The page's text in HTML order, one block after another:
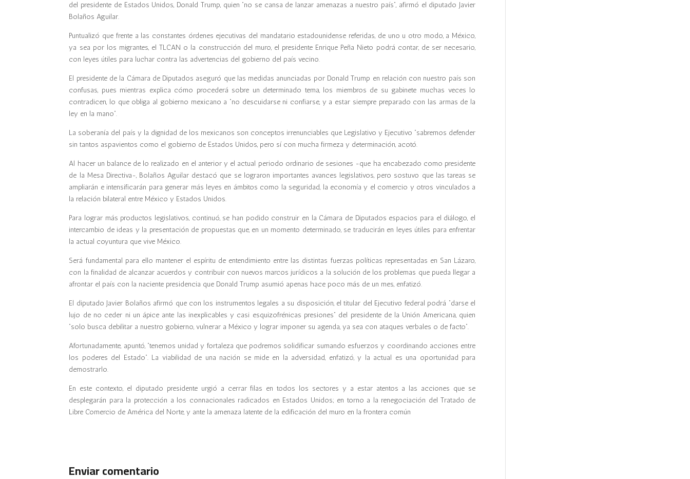
del presidente de Estados Unidos, Donald Trump, quien “no se cansa de lanzar amenazas a nuestro país”, afirmó el diputado Javier
Bolaños Aguilar.
Puntualizó que frente a las constantes órdenes ejecutivas del mandatario estadounidense referidas, de uno u otro modo, a México,
ya sea por los migrantes, el TLCAN o la construcción del muro, el presidente Enrique Peña Nieto podrá contar, de ser necesario,
con leyes útiles para luchar contra las advertencias del gobierno del país vecino.
El presidente de la Cámara de Diputados aseguró que las medidas anunciadas por Donald Trump en relación con nuestro país son
confusas, pues mientras explica cómo procederá sobre un determinado tema, los miembros de su gabinete muchas veces lo
contradicen, lo que obliga al gobierno mexicano a “no descuidarse ni confiarse, y a estar siempre preparado con las armas de la
ley en la mano”.
La soberanía del país y la dignidad de los mexicanos son conceptos irrenunciables que Legislativo y Ejecutivo “sabremos defender
sin tantos aspavientos como el gobierno de Estados Unidos, pero sí con mucha firmeza y determinación, acotó.
Al hacer un balance de lo realizado en el anterior y el actual periodo ordinario de sesiones -que ha encabezado como presidente
de la Mesa Directiva-, Bolaños Aguilar destacó que se lograron importantes avances legislativos, pero sostuvo que las tareas se
ampliarán e intensificarán para generar más leyes en ámbitos como la seguridad, la economía y el comercio y otros vinculados a
la relación bilateral entre México y Estados Unidos.
Para lograr más productos legislativos, continuó, se han podido construir en la Cámara de Diputados espacios para el diálogo, el
intercambio de ideas y la presentación de propuestas que, en un momento determinado, se traducirán en leyes útiles para enfrentar
la actual coyuntura que vive México.
Será fundamental para ello mantener el espíritu de entendimiento entre las distintas fuerzas políticas representadas en San Lázaro,
con la finalidad de alcanzar acuerdos y contribuir con nuevos marcos jurídicos a la solución de los problemas que pueda llegar a
afrontar el país con la naciente presidencia que Donald Trump asumió apenas hace poco más de un mes, enfatizó.
El diputado Javier Bolaños afirmó que con los instrumentos legales a su disposición, el titular del Ejecutivo federal podrá “darse el
lujo de no ceder ni un ápice ante las inexplicables y casi esquizofrénicas presiones” del presidente de la Unión Americana, quien
“solo busca debilitar a nuestro gobierno, vulnerar a México y lograr imponer su agenda, ya sea con ataques verbales o de facto”.
Afortunadamente, apuntó, “tenemos unidad y fortaleza que podremos solidificar sumando esfuerzos y coordinando acciones entre
los poderes del Estado”. La viabilidad de una nación se mide en la adversidad, enfatizó, y la actual es una oportunidad para
demostrarlo.
En este contexto, el diputado presidente urgió a cerrar filas en todos los sectores y a estar atentos a las acciones que se
desplegarán para la protección a los connacionales radicados en Estados Unidos; en torno a la renegociación del Tratado de
Libre Comercio de América del Norte, y ante la amenaza latente de la edificación del muro en la frontera común
Enviar comentario